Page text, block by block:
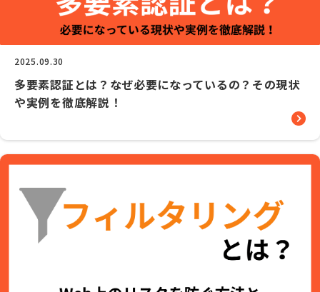
2025.09.30
多要素認証とは？なぜ必要になっているの？その現状
や実例を徹底解説！